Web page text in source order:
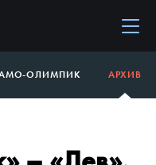
ОЛИМПИК АРХИВ